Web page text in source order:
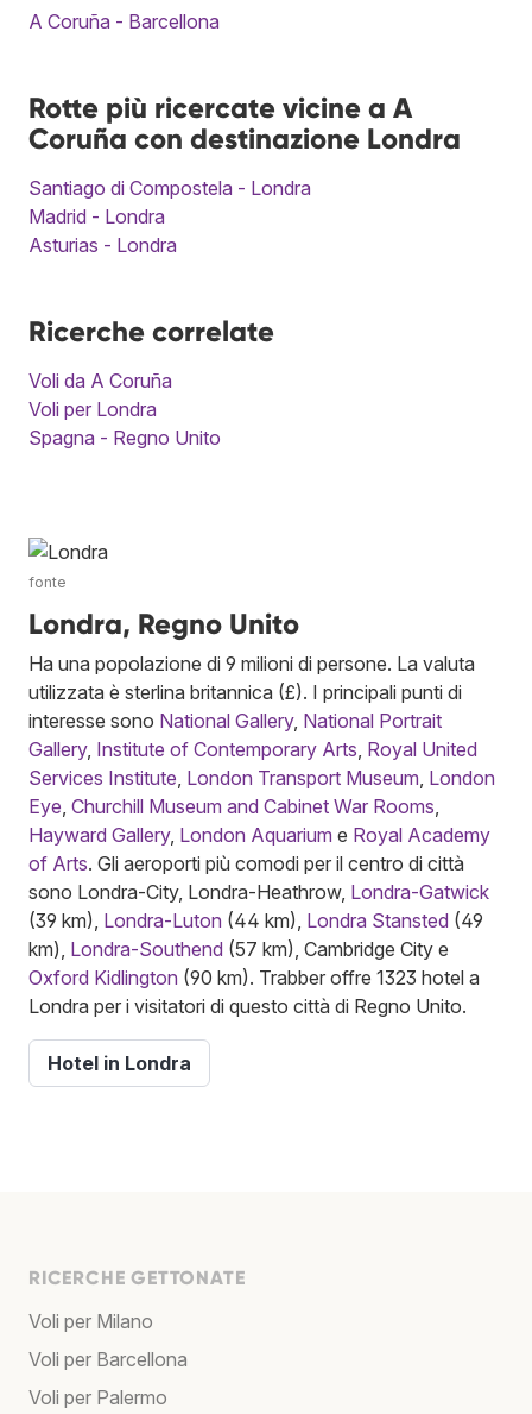
A Coruña - Barcellona
Rotte più ricercate vicine a A
Coruña con destinazione Londra
Santiago di Compostela - Londra
Madrid - Londra
Asturias - Londra
Ricerche correlate
Voli da A Coruña
Voli per Londra
Spagna - Regno Unito
fonte
Londra, Regno Unito
Ha una popolazione di 9 milioni di persone. La valuta
utilizzata è sterlina britannica (£). I principali punti di
interesse sono National Gallery, National Portrait
Gallery, Institute of Contemporary Arts Royal United
Services Institute London Transport Museum London
Eye Churchill Museum and Cabinet War Rooms
Hayward Gallery, London Aquarium e Royal Academy
of Arts. Gli aeroporti più comodi per il centro di città
sono Londra-City, Londra-Heathrow, Londra-Gatwick
(39 km), Londra-Luton (44 km), Londra Stansted (49
km), Londra-Southend (57 km), Cambridge City e
Oxford Kidlington (90 km). Trabber offre 1323 hotel a
Londra per i visitatori di questo città di Regno Unito.
Hotel in Londra
RICERCHE GETTONATE
Voli per Milano
Voli per Barcellona
Voli per Palermo